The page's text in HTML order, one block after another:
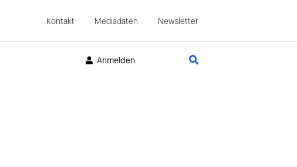
Kontakt Mediadaten Newsletter
Anmelden